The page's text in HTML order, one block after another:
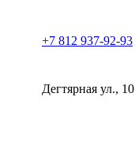
+7 812 937-92-93
Дегтярная ул., 10